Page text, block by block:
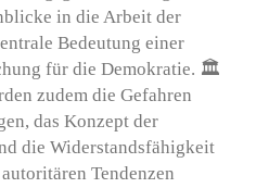
in die Arbeit der
Bedeutung einer
für die Demokratie. 🏛️
zudem die Gefahren
das Konzept der
die Widerstandsfähigkeit
Tendenzen